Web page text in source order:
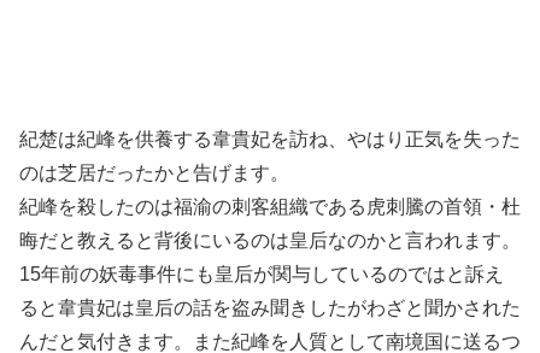
紀楚は紀峰を供養する韋貴妃を訪ね、やはり正気を失った
のは芝居だったかと告げます。
紀峰を殺したのは福渝の刺客組織である虎刺騰の首領・杜
晦だと教えると背後にいるのは皇后なのかと言われます。
15年前の妖毒事件にも皇后が関与しているのではと訴え
ると韋貴妃は皇后の話を盗み聞きしたがわざと聞かされた
んだと気付きます。また紀峰を人質として南境国に送るつ